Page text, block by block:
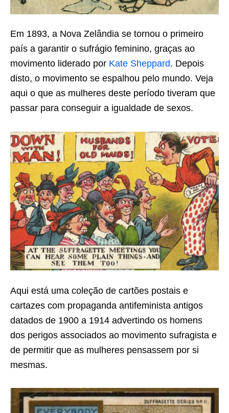
Em 1893, a Nova Zelândia se tornou o primeiro
país a garantir o sufrágio feminino, graças ao
movimento liderado por Kate Sheppard. Depois
disto, o movimento se espalhou pelo mundo. Veja
aqui o que as mulheres deste período tiveram que
passar para conseguir a igualdade de sexos.
Aqui está uma coleção de cartões postais e
cartazes com propaganda antifeminista antigos
datados de 1900 a 1914 advertindo os homens
dos perigos associados ao movimento sufragista e
de permitir que as mulheres pensassem por si
mesmas.